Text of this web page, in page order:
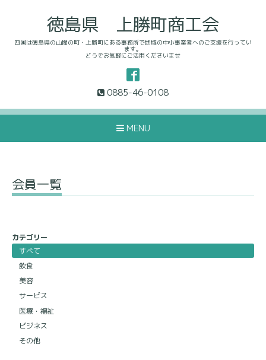
徳島県 上勝町商工会
四国は徳島県の山間の町・上勝町にある事務所で地域の中小事業者へのご支援を行ってい
ます。
どうぞお気軽にご活用くださいませ
0885-46-0108
MENU
会員一覧
カテゴリー
すべて
飲食
美容
サービス
医療・福祉
ビジネス
その他